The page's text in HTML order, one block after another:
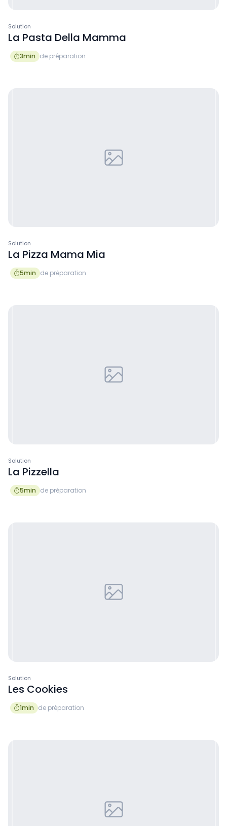
Solution
La Pasta Della Mamma
3min de préparation
Solution
La Pizza Mama Mia
5min de préparation
Solution
La Pizzella
5min de préparation
Solution
Les Cookies
1min de préparation